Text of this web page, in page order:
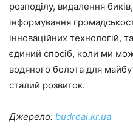
розподілу, видалення
інформування
інноваційних технологій,
єдиний спосіб, коли ми
водяного болота для
сталий розвиток.
Джерело: budreal.kr.ua